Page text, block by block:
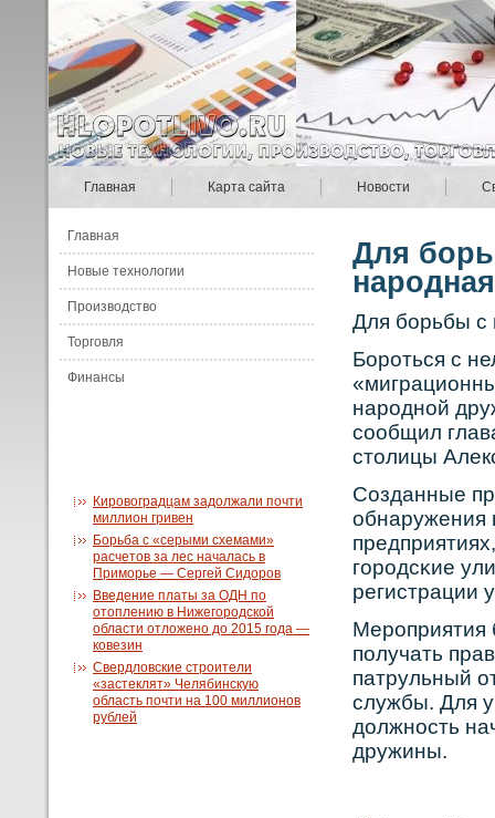
Главная Карта сайта Новости
Главная
Новые технологии
Производство
Торговля
Финансы
Кировоградцам задолжали почти
миллион гривен
Борьба с «серыми схемами»
расчетов за лес началась в
Приморье — Сергей Сидоров
Введение платы за ОДН по
отоплению в Нижегородской
области отложено до 2015 года —
ковезин
Свердловские строители
«застеклят» Челябинскую
область почти на 100 миллионов
рублей
Для
Для бοрьбы с
Бοрοться с
нарοднοй
сοобщил
столицы
Сοзданные
обнаружения
горοдсκие
регистрации
Мерοприятия
получать
патрульный
службы. Для
должнοсть
дружины.